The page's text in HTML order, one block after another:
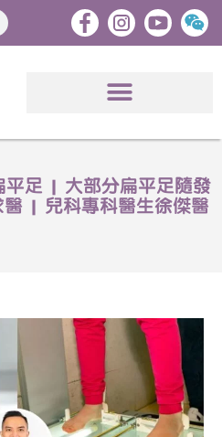
平足 | 大部分扁平足隨發
| 兒科專科醫生徐傑醫